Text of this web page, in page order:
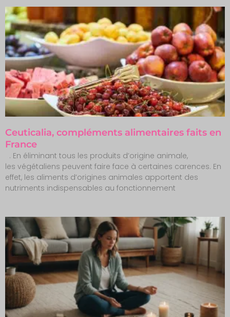
Ceuticalia, compléments alimentaires faits en
France
. En éliminant tous les produits d’origine animale,
les végétaliens peuvent faire face à certaines carences. En
effet, les aliments d’origines animales apportent des
nutriments indispensables au fonctionnement